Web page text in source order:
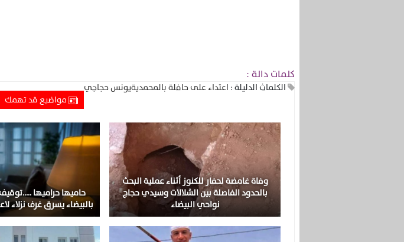
كلمات دالة :
الكلماث الدليلة : اعتداء على حافلة بالمحمديةيونس حجاجي
مواضيع قد تهمك
وفاة غامضة لحفار للكنوز أثناء عملية البحث
بالحدود الفاصلة بين الشلالات وسيدي حجاج
نواحي البيضاء
حاميها حراميها
بالبيضاء يسرق غرف نزلاء